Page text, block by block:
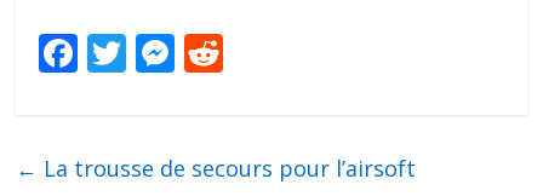
F
b
T
er
M
e di
← La trousse de secours pour l’airsoft